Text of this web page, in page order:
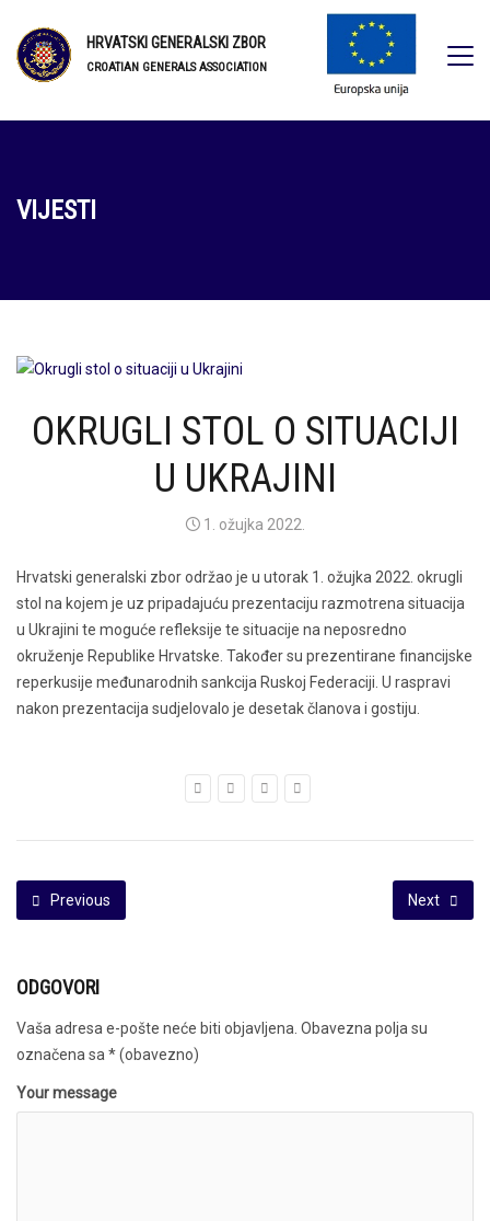
HRVATSKI GENERALSKI ZBOR
CROATIAN GENERALS ASSOCIATION
VIJESTI
OKRUGLI STOL O SITUACIJI
U UKRAJINI
1. ožujka 2022.
Hrvatski generalski zbor održao je u utorak 1. ožujka 2022. okrugli
stol na kojem je uz pripadajuću prezentaciju razmotrena situacija
u Ukrajini te moguće refleksije te situacije na neposredno
okruženje Republike Hrvatske. Također su prezentirane financijske
reperkusije međunarodnih sankcija Ruskoj Federaciji. U raspravi
nakon prezentacija sudjelovalo je desetak članova i gostiju.
Previous Next
ODGOVORI
Vaša adresa e-pošte neće biti objavljena. Obavezna polja su
označena sa * (obavezno)
Your message